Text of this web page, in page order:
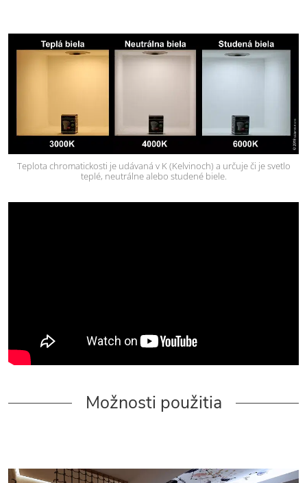
Teplota chromatickosti je udávaná v K (Kelvinoch) a určuje či je svetlo
teplé, neutrálne alebo studené biele.
Možnosti použitia